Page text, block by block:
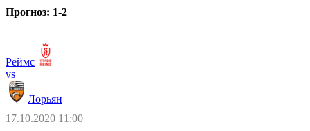
Прогноз: 1-2
Реймс
vs
Лорьян
17.10.2020 11:00